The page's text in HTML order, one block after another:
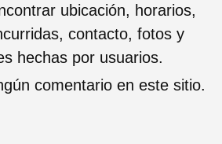
ubicación, horarios,
contacto, fotos y
hechas por usuarios.
comentario en este sitio.